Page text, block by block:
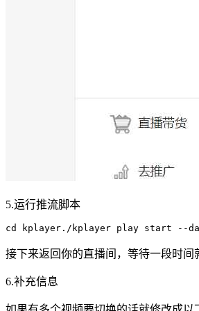
5.运行推流脚本
cd kplayer./kplayer play start --
接下来返回你的直播间，等待一段时
6.补充信息